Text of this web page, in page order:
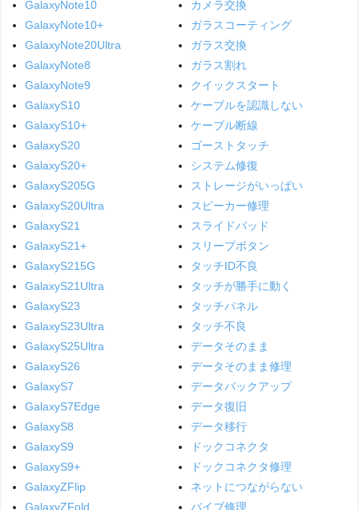
GalaxyNote10
GalaxyNote10+
GalaxyNote20Ultra
GalaxyNote8
GalaxyNote9
GalaxyS10
GalaxyS10+
GalaxyS20
GalaxyS20+
GalaxyS205G
GalaxyS20Ultra
GalaxyS21
GalaxyS21+
GalaxyS215G
GalaxyS21Ultra
GalaxyS23
GalaxyS23Ultra
GalaxyS25Ultra
GalaxyS26
GalaxyS7
GalaxyS7Edge
GalaxyS8
GalaxyS9
GalaxyS9+
GalaxyZFlip
GalaxyZFold
カメラ交換
ガラスコーティング
ガラス交換
ガラス割れ
クイックスタート
ケーブルを認識しない
ケーブル断線
ゴーストタッチ
システム修復
ストレージがいっぱい
スピーカー修理
スライドパッド
スリープボタン
タッチID不良
タッチが勝手に動く
タッチパネル
タッチ不良
データそのまま
データそのまま修理
データバックアップ
データ復旧
データ移行
ドックコネクタ
ドックコネクタ修理
ネットにつながらない
バイブ修理